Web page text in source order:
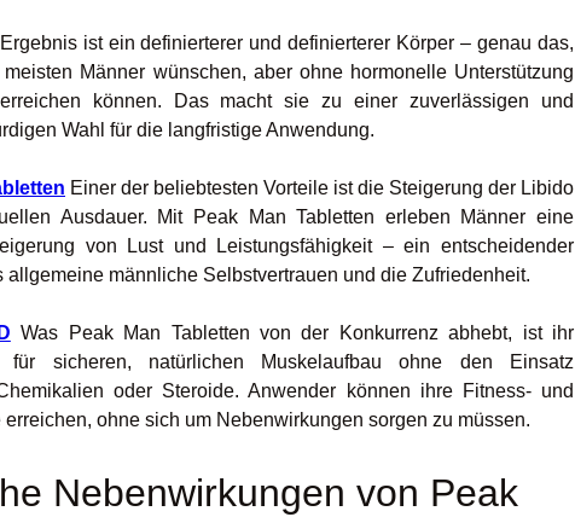
ist ein definierterer und definierterer Körper – genau das,
Männer wünschen, aber ohne hormonelle Unterstützung
können. Das macht sie zu einer zuverlässigen und
Wahl für die langfristige Anwendung.
Einer der beliebtesten Vorteile ist die Steigerung der Libido
Ausdauer. Mit Peak Man Tabletten erleben Männer eine
von Lust und Leistungsfähigkeit – ein entscheidender
allgemeine männliche Selbstvertrauen und die Zufriedenheit.
Was Peak Man Tabletten von der Konkurrenz abhebt, ist ihr
für sicheren, natürlichen Muskelaufbau ohne den Einsatz
oder Steroide. Anwender können ihre Fitness- und
ohne sich um Nebenwirkungen sorgen zu müssen.
Nebenwirkungen von Peak